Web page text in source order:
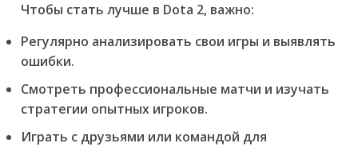
Чтобы стать лучше в Dota 2, важно:
Регулярно анализировать свои игры и выявлять
ошибки.
Смотреть профессиональные матчи и изучать
стратегии опытных игроков.
Играть с друзьями или командой для